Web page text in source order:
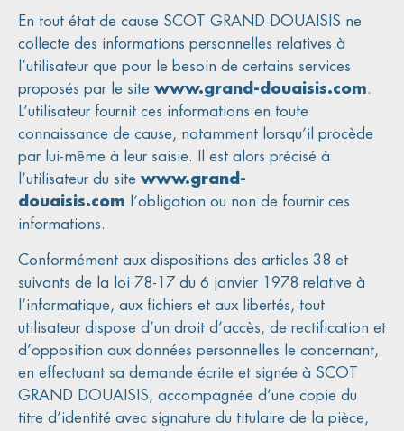
En tout état de cause SCOT GRAND DOUAISIS ne
collecte des informations personnelles relatives à
l’utilisateur que pour le besoin de certains services
proposés par le site www.grand-douaisis.com.
L’utilisateur fournit ces informations en toute
connaissance de cause, notamment lorsqu’il procède
par lui-même à leur saisie. Il est alors précisé à
l’utilisateur du site www.grand-
douaisis.com l’obligation ou non de fournir ces
informations.
Conformément aux dispositions des articles 38 et
suivants de la loi 78-17 du 6 janvier 1978 relative à
l’informatique, aux fichiers et aux libertés, tout
utilisateur dispose d’un droit d’accès, de rectification et
d’opposition aux données personnelles le concernant,
en effectuant sa demande écrite et signée à SCOT
GRAND DOUAISIS, accompagnée d’une copie du
titre d’identité avec signature du titulaire de la pièce,